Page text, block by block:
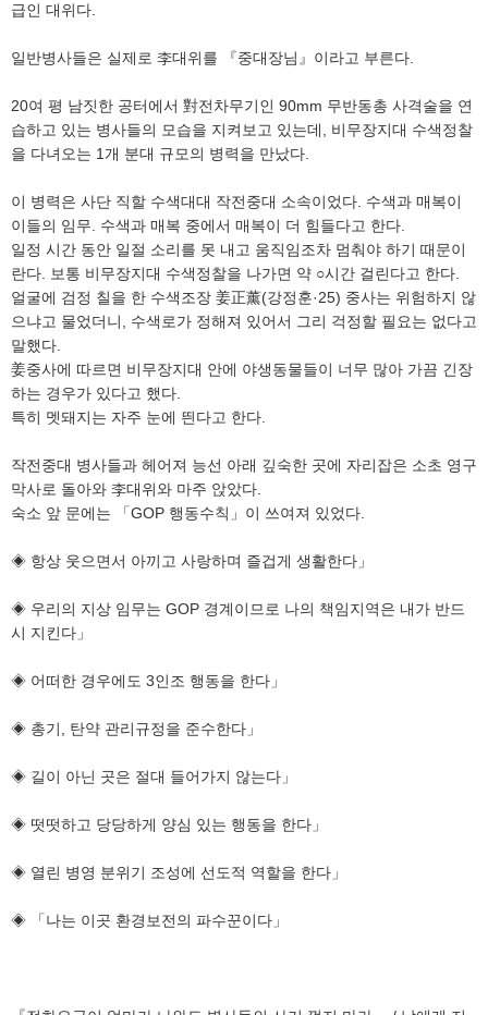
급인 대위다.
일반병사들은 실제로 李대위를 『중대장님』이라고 부른다.
20여 평 남짓한 공터에서 對전차무기인 90mm 무반동총 사격술을 연
습하고 있는 병사들의 모습을 지켜보고 있는데, 비무장지대 수색정찰
을 다녀오는 1개 분대 규모의 병력을 만났다.
이 병력은 사단 직할 수색대대 작전중대 소속이었다. 수색과 매복이
이들의 임무. 수색과 매복 중에서 매복이 더 힘들다고 한다.
일정 시간 동안 일절 소리를 못 내고 움직임조차 멈춰야 하기 때문이
란다. 보통 비무장지대 수색정찰을 나가면 약 ○시간 걸린다고 한다.
얼굴에 검정 칠을 한 수색조장 姜正薰(강정훈·25) 중사는 위험하지 않
으냐고 물었더니, 수색로가 정해져 있어서 그리 걱정할 필요는 없다고
말했다.
姜중사에 따르면 비무장지대 안에 야생동물들이 너무 많아 가끔 긴장
하는 경우가 있다고 했다.
특히 멧돼지는 자주 눈에 띈다고 한다.
작전중대 병사들과 헤어져 능선 아래 깊숙한 곳에 자리잡은 소초 영구
막사로 돌아와 李대위와 마주 앉았다.
숙소 앞 문에는 「GOP 행동수칙」이 쓰여져 있었다.
◈ 항상 웃으면서 아끼고 사랑하며 즐겁게 생활한다」
◈ 우리의 지상 임무는 GOP 경계이므로 나의 책임지역은 내가 반드
시 지킨다」
◈ 어떠한 경우에도 3인조 행동을 한다」
◈ 총기, 탄약 관리규정을 준수한다」
◈ 길이 아닌 곳은 절대 들어가지 않는다」
◈ 떳떳하고 당당하게 양심 있는 행동을 한다」
◈ 열린 병영 분위기 조성에 선도적 역할을 한다」
◈ 「나는 이곳 환경보전의 파수꾼이다」